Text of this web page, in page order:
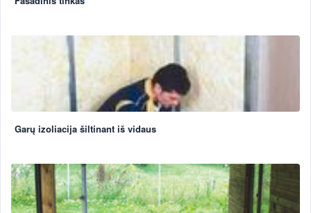
Garų izoliacija šiltinant iš vidaus